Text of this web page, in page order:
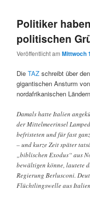
Politiker
politischen
Veröffentlicht amMittwoch
DieTAZ schreibt über
gigantischen Ansturm
nordafrikanischen
Damals hatte Italien
der Mittelmeerinsel
befristeten und für fast
– und kurze Zeit später
„biblischen Exodus“ aus
bewältigen könne, lautete
Regierung Berlusconi.
Flüchtlingswelle aus